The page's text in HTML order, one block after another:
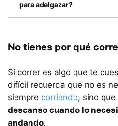
para adelgazar?
No tienes por qué
Si correr es algo que te
difícil recuerda que no es
siempre corriendo, sino que
descanso cuando lo
andando.